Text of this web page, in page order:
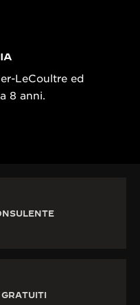
LeCoultre ed
8 anni.